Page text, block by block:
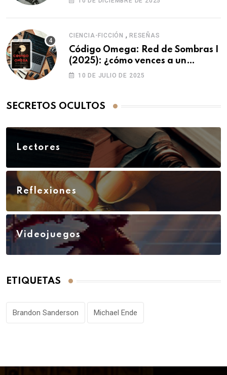
CIENCIA-FICCIÓN , RESEÑAS
Código Omega: Red de Sombras I
(2025): ¿cómo vences a un
enemigo que puede editar la
10 DE JULIO DE 2025
SECRETOS OCULTOS
Lectores
Reflexiones
Videojuegos
ETIQUETAS
Brandon Sanderson Michael Ende